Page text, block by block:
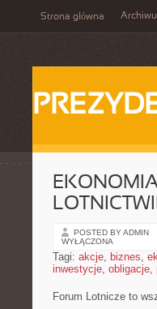
Strona główna
POSTED BY ADMIN
WYŁĄCZONA
Tagi: akcje, biznes,
inwestycje, obligacje,
Forum Lotnicze to